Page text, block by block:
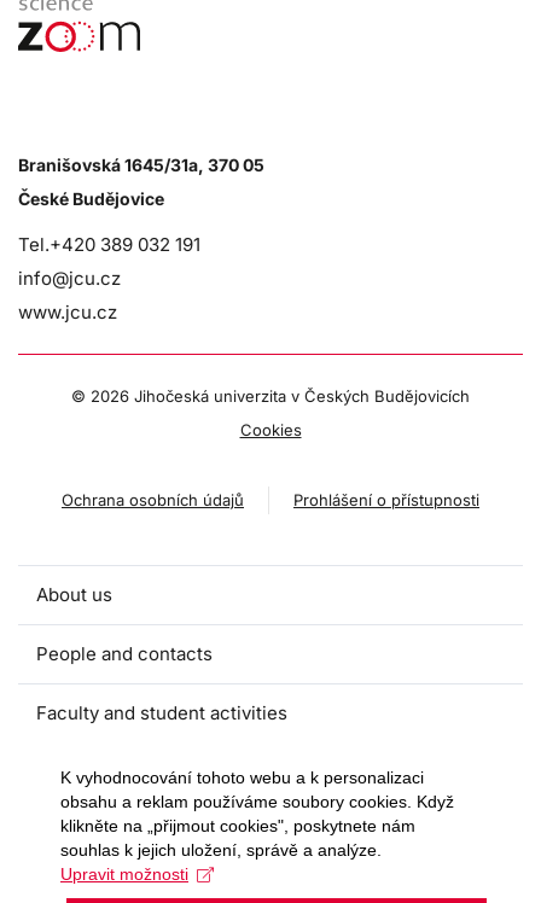
Branišovská 1645/31a, 370 05
České Budějovice
Tel.+420 389 032 191
info@jcu.cz
www.jcu.cz
© 2026 Jihočeská univerzita v Českých Budějovicích
Cookies
Ochrana osobních údajů Prohlášení o přístupnosti
About us
People and contacts
Faculty and student activities
Projects and strategic partnerships
Documents
European sustainable development week
K vyhodnocování tohoto webu a k personalizaci
obsahu a reklam používáme soubory cookies. Když
klikněte na „přijmout cookies", poskytnete nám
souhlas k jejich uložení, správě a analýze.
Upravit možnosti